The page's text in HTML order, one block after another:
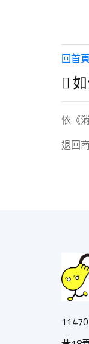
回首頁
依《
退回